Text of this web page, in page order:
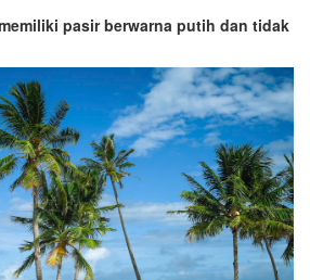
pasir berwarna putih dan tidak